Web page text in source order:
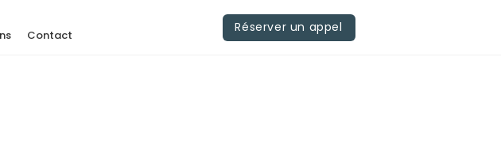
Contact
Réserver un appel